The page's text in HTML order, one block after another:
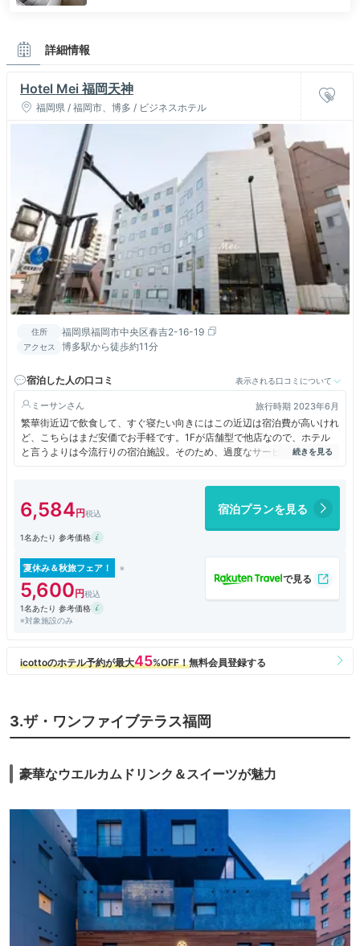
詳細情報
Hotel Mei 福岡天神
福岡県 / 福岡市、博多 / ビジネスホテル
住所 福岡県福岡市中央区春吉2-16-19
アクセス 博多駅から徒歩約11分
宿泊した人の口コミ 表示される口コミについて
ミーサン 旅行時期 2023年6月
繁華街近辺で飲食して、すぐ寝たい向きにはこの近辺は宿泊費が高いけれ
ど、こちらはまだ安価でお手軽です。1Fが店舗型で他店なので、ホテル
と言うよりは今流行りの宿泊施設。そのため、過度なサービスがなくても
良い人向けでもあります。
6,584 宿泊プランを見る
1名あたり 参考価格
夏休み＆秋旅フェア！
5,600
1名あたり 参考価格
※対象施設のみ
3.ザ・ワンファイブテラス福岡
豪華なウエルカムドリンク＆スイーツが魅力